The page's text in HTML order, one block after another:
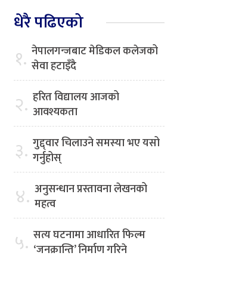
धेरै पढिएको
१. नेपालगन्जबाट मेडिकल कलेजको
सेवा हटाइँदै
२. हरित विद्यालय आजको
आवश्यकता
३. गुद्द्वार चिलाउने समस्या भए यसो
गर्नुहोस्
४. अनुसन्धान प्रस्तावना लेखनको
महत्व
५. सत्य घटनामा आधारित फिल्म
‘जनक्रान्ति’ निर्माण गरिने